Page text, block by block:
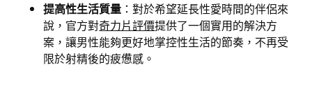
提高性生活質量 ：對於希望延長性愛時間的伴侶來
說，官方對奇力片評價提供了一個實用的解決方
案，讓男性能夠更好地掌控性生活的節奏，不再受
限於射精後的疲憊感。